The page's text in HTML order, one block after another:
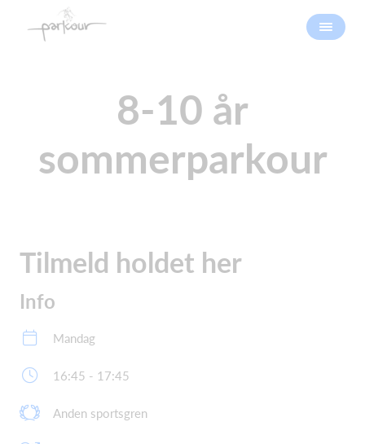
8-10 år
sommerparkour
Tilmeld holdet her
Info
Mandag
16:45 - 17:45
Anden sportsgren